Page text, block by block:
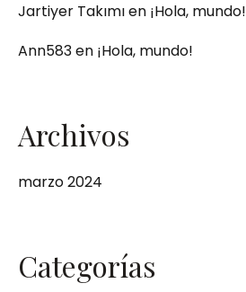
Jartiyer Takımıen ¡Hola, mundo!
Ann583en ¡Hola, mundo!
Archivos
marzo 2024
Categorías